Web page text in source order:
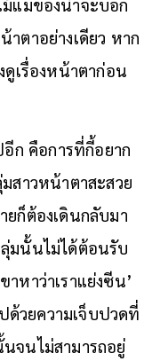
าตาอย่างเดียว หาก
ดูเรื่องหน้าตาก่อน
ก คือการที่กี้อยาก
สาวหน้าตาสะสวย
ยก็ต้องเดินกลับมา
มนั้นไม่ได้ต้อนรับ
หาว่าเราแย่งซีน’
ด้วยความเจ็บปวดที่
จนไม่สามารถอยู่